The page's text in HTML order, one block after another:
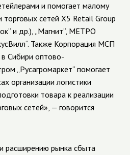
и помогает малому
торговых сетей Х5 Retail Group
и др.), „Магнит“, МЕТРО
Также Корпорация МСП
Сибири оптово-
„Русагромаркет“ помогает
организации логистики
товара к реализации
сетей», — говорится
расширению рынка сбыта